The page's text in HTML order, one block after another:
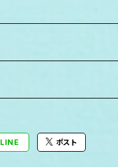
LINE ポスト